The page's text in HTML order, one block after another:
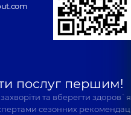
послуг першим!
та вберегти
сезонних